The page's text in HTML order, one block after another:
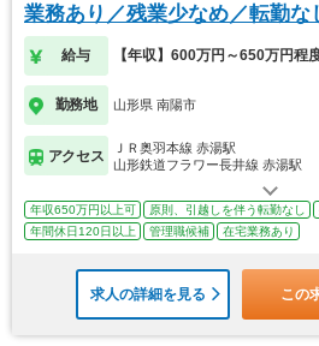
業務あり／残業少なめ／転勤な
給与 【年収】600万円～650万円程
勤務地 山形県 南陽市
アクセス
ＪＲ奥羽本線 赤湯駅
山形鉄道フラワー長井線 赤湯駅
年収650万円以上可 原則、引越しを伴う転勤なし
年間休日120日以上
管理職候補 在宅業務あり
求人の詳細を見る この